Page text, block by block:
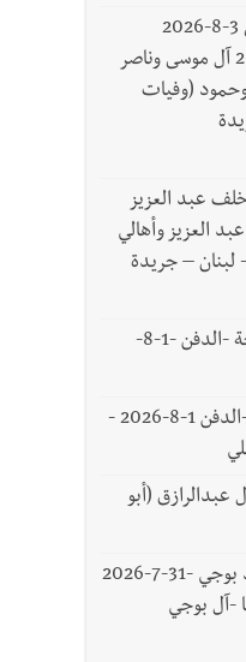
وفاة مصطفى محمد موسى 3-8-2026
والتعازي في صيدا 5-8-2026 آل موسى وناصر
(وفيات
عبد العزيز
الأحد 2-8-2026 آل عبد العزيز وأهالي
لبنان – جريدة
وفاة الحاج زكي حسن فريجة -الدفن -1-8-
وفاة بدرية يوسف بديري -الدفن 1-8-2026 -
عبدالرازق (أبو
وفاة الحاج مصطفى محمود بوجي -31-7-2026
-آل بوجي